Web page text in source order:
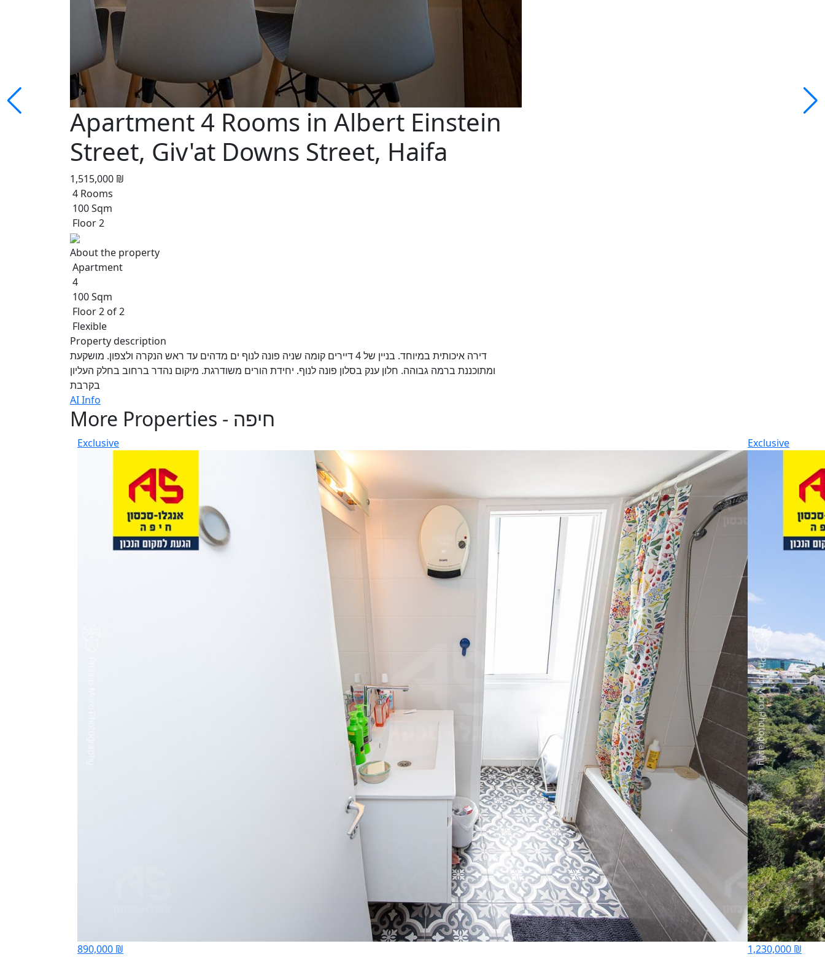
Apartment 4 Rooms in Albert Einstein
Street, Giv'at Downs Street, Haifa
1,515,000 ₪
4 Rooms
100 Sqm
Floor 2
About the property
Apartment
4
100 Sqm
Floor 2 of 2
Flexible
Property description
דירה איכותית במיוחד. בניין של 4 דיירים קומה שניה פונה לנוף ים מדהים עד ראש הנקרה ולצפון. מושקעת
ומתוכננת ברמה גבוהה. חלון ענק בסלון פונה לנוף. יחידת הורים משודרגת. מיקום נהדר ברחוב בחלק העליון
בקרבת
AI Info
More Properties - חיפה
Exclusive
890,000 ₪
Exclusive
1,230,000 ₪